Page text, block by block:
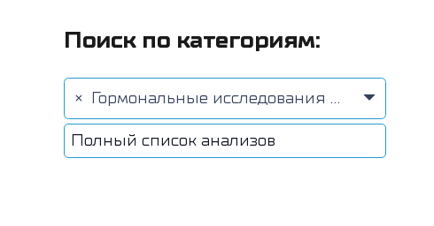
Поиск по категориям:
× Гормональные исследования (32)
Полный список анализов